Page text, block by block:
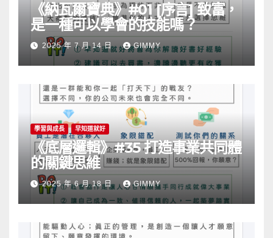
《納瓦爾寶典》#01 [序言] 致富，
是一種可以學會的技能嗎？
2025 年 7 月 14 日 GIMMY
學習與成長 早知道就好
《底層邏輯》#35 打造事業共同體
的關鍵思維
2025 年 6 月 18 日 GIMMY